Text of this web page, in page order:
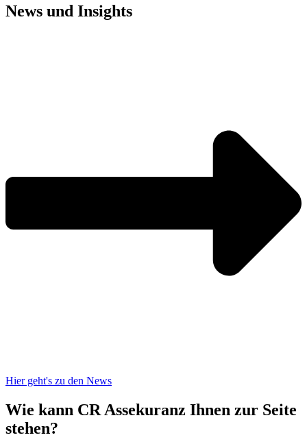
News und Insights
Hier geht's zu den News
Wie kann CR Assekuranz Ihnen zur Seite
stehen?